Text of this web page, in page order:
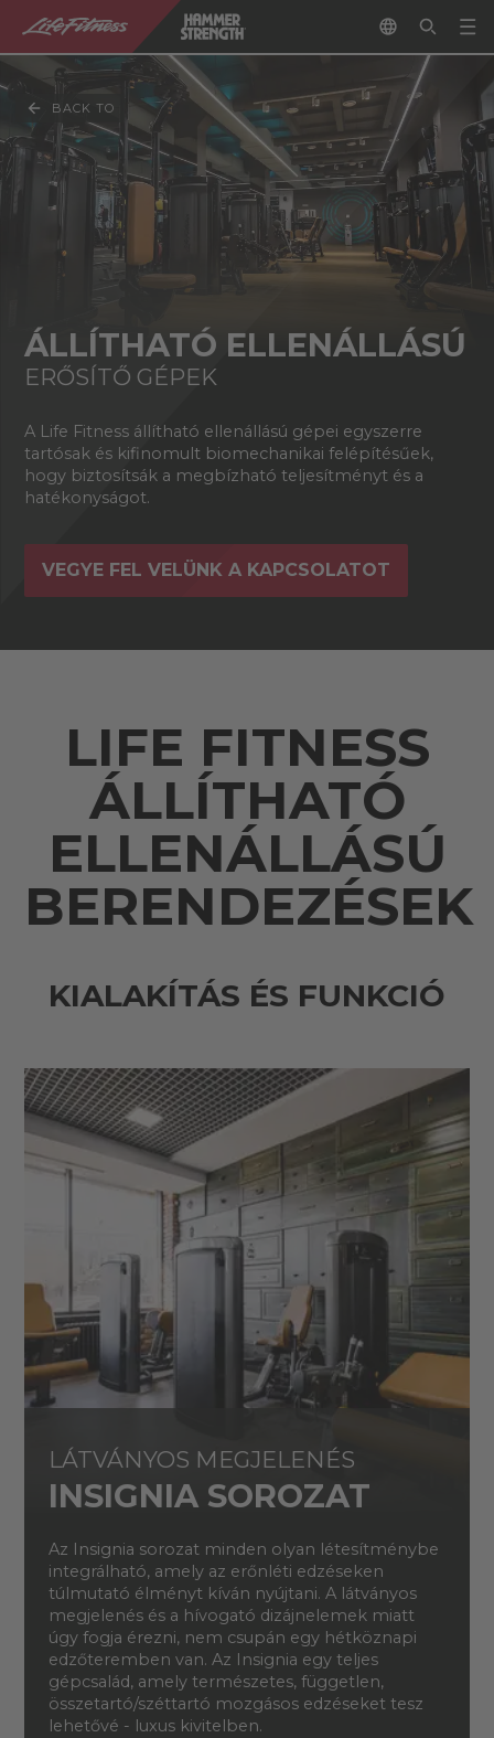
BACK TO
ÁLLÍTHATÓ ELLENÁLLÁSÚ
ERŐSÍTŐ GÉPEK
A Life Fitness állítható ellenállású gépei egyszerre
tartósak és kifinomult biomechanikai felépítésűek,
hogy biztosítsák a megbízható teljesítményt és a
hatékonyságot.
VEGYE FEL VELÜNK A KAPCSOLATOT
LIFE FITNESS
ÁLLÍTHATÓ
ELLENÁLLÁSÚ
BERENDEZÉSEK
KIALAKÍTÁS ÉS FUNKCIÓ
LÁTVÁNYOS MEGJELENÉS
INSIGNIA SOROZAT
Az Insignia sorozat minden olyan létesítménybe
integrálható, amely az erőnléti edzéseken
túlmutató élményt kíván nyújtani. A látványos
megjelenés és a hívogató dizájnelemek miatt
úgy fogja érezni, nem csupán egy hétköznapi
edzőteremben van. Az Insignia egy teljes
gépcsalád, amely természetes, független,
összetartó/széttartó mozgásos edzéseket tesz
lehetővé - luxus kivitelben.